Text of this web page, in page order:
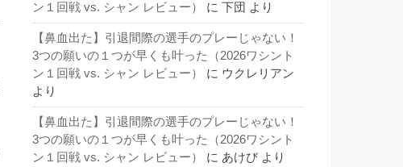
ン１回戦 vs. シャン レビュー）
に 下団 より
【鼻血出た】引退間際の選手のプレーじゃない！
3つの願いの１つが早くも叶った（2026ワシント
ン１回戦 vs. シャン レビュー）
に ウクレリアン
より
【鼻血出た】引退間際の選手のプレーじゃない！
3つの願いの１つが早くも叶った（2026ワシント
ン１回戦 vs. シャン レビュー）
に あけび より